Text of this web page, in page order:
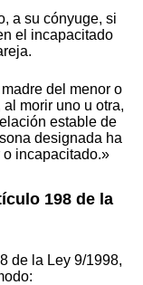
a su cónyuge, si
el incapacitado
del menor o
morir uno u otra,
estable de
designada ha
incapacitado.»
198 de la
de la Ley 9/1998,